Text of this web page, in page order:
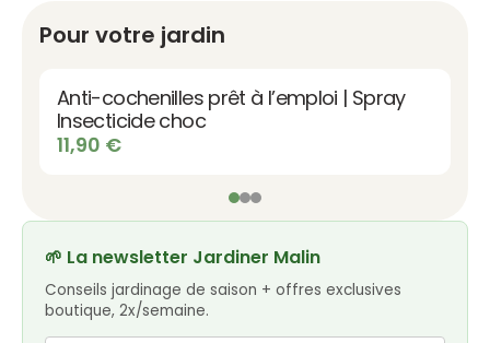
Pour votre jardin
Anti-cochenilles prêt à l’emploi | Spray
Insecticide choc
11,90 €
🌱 La newsletter Jardiner Malin
Conseils jardinage de saison + offres exclusives
boutique, 2x/semaine.